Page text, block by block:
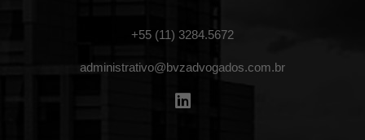
+55 (11) 3284.5672
administrativo@bvzadvogados.com.br